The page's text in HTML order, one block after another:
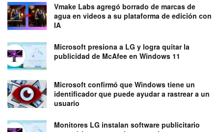
Vmake Labs agregó borrado de marcas de
agua en videos a su plataforma de edición con
IA
Microsoft presiona a LG y logra quitar la
publicidad de McAfee en Windows 11
Microsoft confirmó que Windows tiene un
identificador que puede ayudar a rastrear a un
usuario
Monitores LG instalan software publicitario